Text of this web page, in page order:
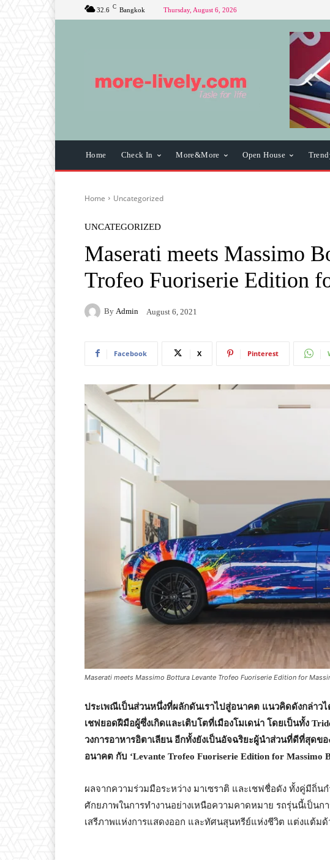
32.6 C Bangkok Thursday, August 6, 2026
Home Check In More&More Open House
Home Uncategorized
UNCATEGORIZED
Maserati meets Massimo
Trofeo Fuoriserie Edition
By Admin August 6, 2021
Facebook X Pinterest
Maserati meets Massimo Bottura Levante Trofeo Fuoriserie Edition for
ประเพณีเป็นส่วนหนึ่งที่ผลักดันเราไปสู่อนาคต แนวคิดดังกล่าว
เชฟยอดฝีมือผู้ซึ่งเกิดและเติบโตที่เมืองโมเดน่า โดยเป็นทั้ง
วงการอาหารอิตาเลียน อีกทั้งยังเป็นอัจฉริยะผู้นำส่วนที่ดีที่สุดข
อนาคต กับ ‘Levante Trofeo Fuoriserie Edition for Massimo
ผลจากความร่วมมือระหว่าง มาเซราติ และเชฟชื่อดัง ทั้งคู่มีถิ่น
ศักยภาพในการทำงานอย่างเหนือความคาดหมาย รถรุ่นนี้เป็นก
เสรีภาพแห่งการแสดงออก และทัศนสุนทรีย์แห่งชีวิต แต่